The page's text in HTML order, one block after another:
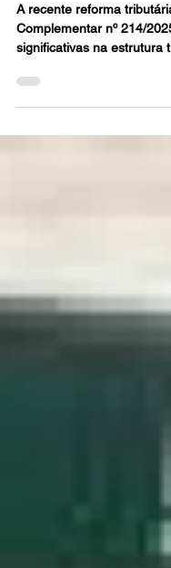
ISENÇÃO
PESSOAS COM
A recente reforma